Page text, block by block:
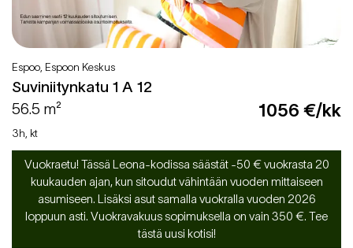
Espoo, Espoon Keskus
Suviniitynkatu 1 A 12
56.5 m²
1056 €/kk
3h, kt
Vuokraetu! Tässä Leona-kodissa säästät -50 € vuokrasta 20
kuukauden ajan, kun sitoudut vähintään vuoden mittaiseen
asumiseen. Lisäksi asut samalla vuokralla vuoden 2026
loppuun asti. Vuokravakuus sopimuksella on vain 350 €. Tee
tästä uusi kotisi!